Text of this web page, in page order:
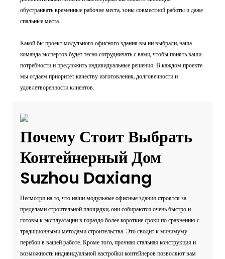
обустраивать временные рабочие места, зоны совместной работы и даже
спальные места.
Какой бы проект модульного офисного здания вы ни выбрали, наша
команда экспертов будет тесно сотрудничать с вами, чтобы понять ваши
потребности и предложить индивидуальные решения. В каждом проекте
мы отдаем приоритет качеству изготовления, долговечности и
удовлетворенности клиентов.
Почему Стоит Выбрать
Контейнерный Дом
Suzhou Daxiang
Несмотря на то, что наши модульные офисные здания строятся за
пределами строительной площадки, они собираются очень быстро и
готовы к эксплуатации в гораздо более короткие сроки по сравнению с
традиционными методами строительства. Это сводит к минимуму
перебои в вашей работе. Кроме того, прочная стальная конструкция и
возможность индивидуальной настройки контейнеров позволяют вам